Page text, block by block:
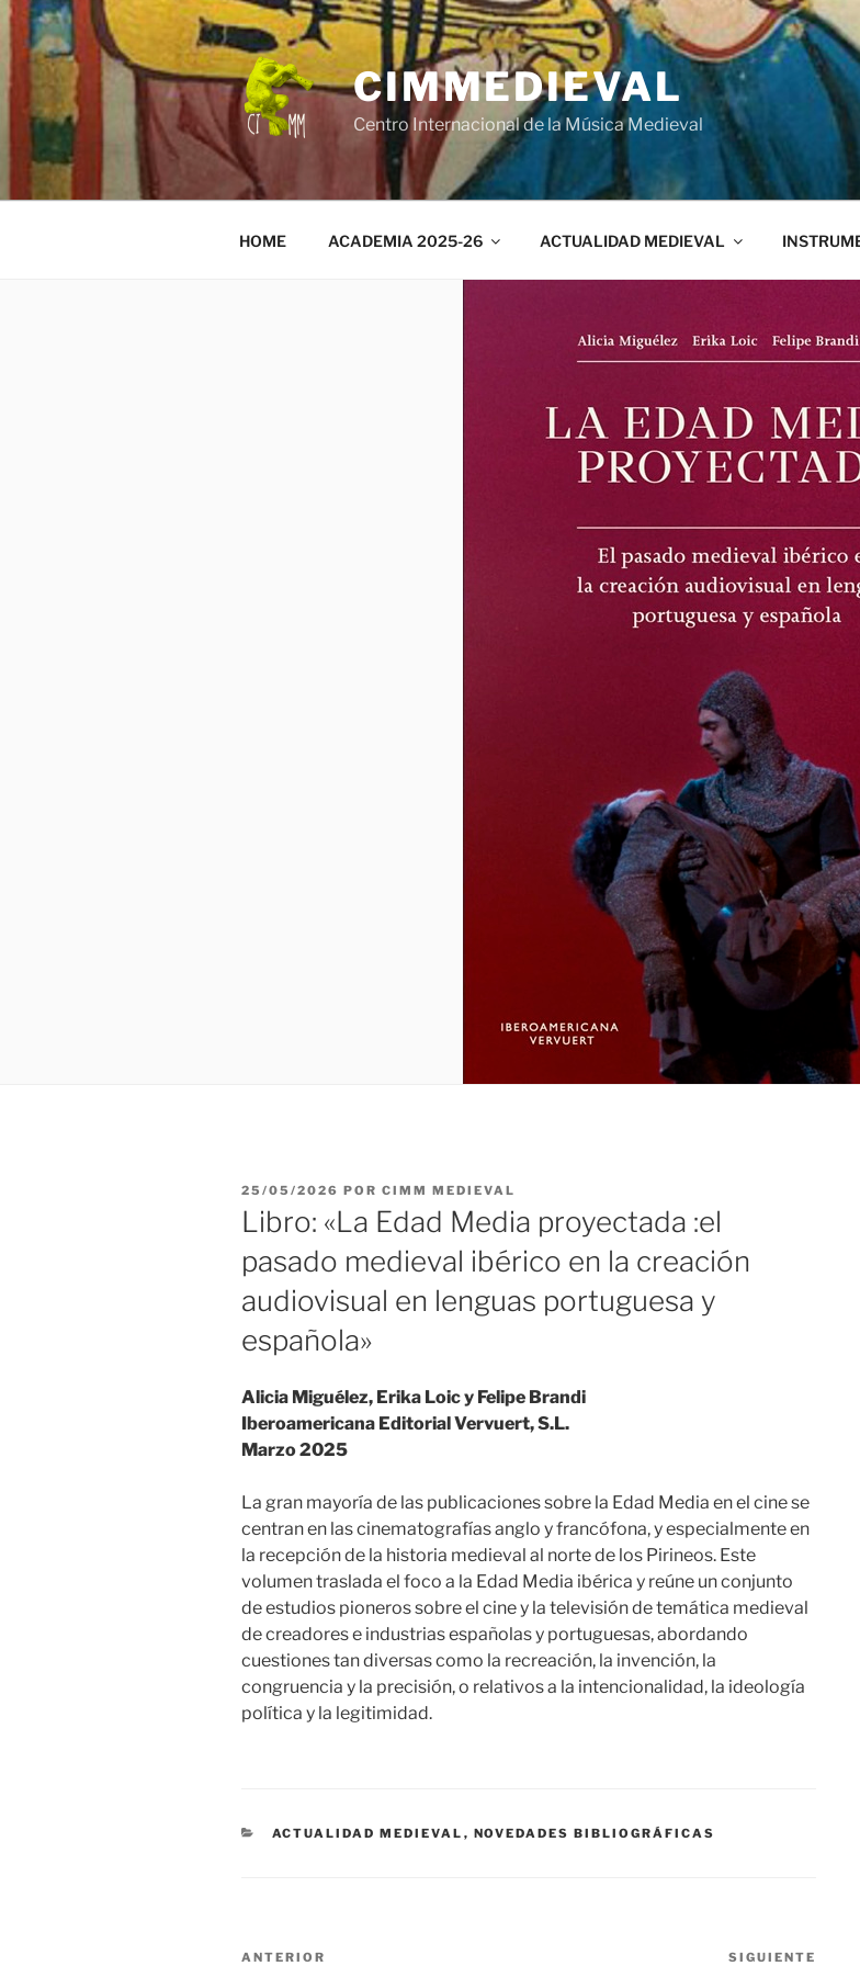
Saltar
contenido
CIMMEDIEVAL
Centro Internacional de la Música Medieval
HOME ACADEMIA 2025-26 ACTUALIDAD MEDIEVAL
PUBLICADO
EL
25/05/2026 POR CIMM MEDIEVAL
Libro: «La Edad Media proyectada :el
pasado medieval ibérico en la creación
audiovisual en lenguas portuguesa y
española»
Alicia Miguélez, Erika Loic y Felipe Brandi
Iberoamericana Editorial Vervuert, S.L.
Marzo 2025
La gran mayoría de las publicaciones sobre la Edad Media en el cine se
centran en las cinematografías anglo y francófona, y especialmente en
la recepción de la historia medieval al norte de los Pirineos. Este
volumen traslada el foco a la Edad Media ibérica y reúne un conjunto
de estudios pioneros sobre el cine y la televisión de temática medieval
de creadores e industrias españolas y portuguesas, abordando
cuestiones tan diversas como la recreación, la invención, la
congruencia y la precisión, o relativos a la intencionalidad, la ideología
política y la legitimidad.
CATEGORÍAS
ACTUALIDAD MEDIEVAL , NOVEDADES BIBLIOGRÁFICAS
Navegación
Entrada
ANTERIOR SIGUIENTE